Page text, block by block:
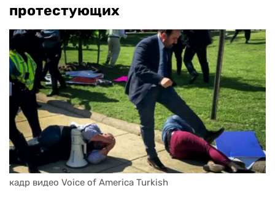
протестующих
кадр видео Voice of America Turkish